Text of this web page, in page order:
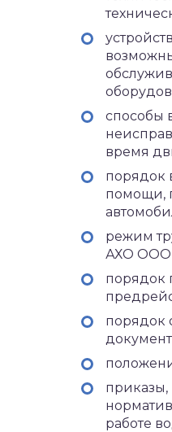
способы
время
порядок
помощи,
режим
АХО ООО
порядок
порядок
работе